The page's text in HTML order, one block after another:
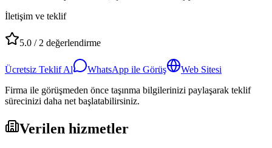
İletişim ve teklif
5.0 / 2 değerlendirme
Ücretsiz Teklif Al WhatsApp ile Görüş
Web Sitesi
Firma ile görüşmeden önce taşınma bilgilerinizi paylaşarak teklif
sürecinizi daha net başlatabilirsiniz.
Verilen hizmetler